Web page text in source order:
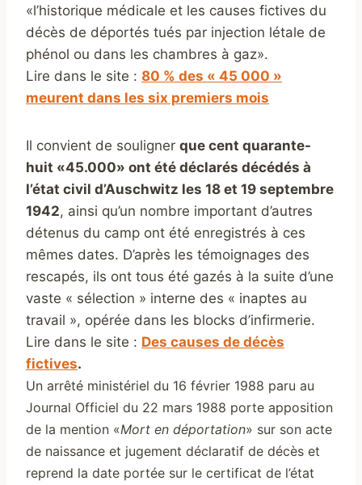
«l’historique médicale et les causes fictives du
décès de déportés tués par injection létale de
phénol ou dans les chambres à gaz».
Lire dans le site : 80 % des « 45 000 »
meurent dans les six premiers mois
Il convient de souligner que cent quarante-
huit «45.000» ont été déclarés décédés à
l’état civil d’Auschwitz les 18 et 19 septembre
1942, ainsi qu’un nombre important d’autres
détenus du camp ont été enregistrés à ces
mêmes dates. D’après les témoignages des
rescapés, ils ont tous été gazés à la suite d’une
vaste « sélection » interne des « inaptes au
travail », opérée dans les blocks d’infirmerie.
Lire dans le site : Des causes de décès
fictives.
Un arrêté ministériel du 16 février 1988 paru au
Journal Officiel du 22 mars 1988 porte apposition
de la mention «Mort en déportation» sur son acte
de naissance et jugement déclaratif de décès et
reprend la date portée sur le certificat de l’état